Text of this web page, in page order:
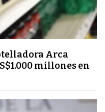
Arca
millones en